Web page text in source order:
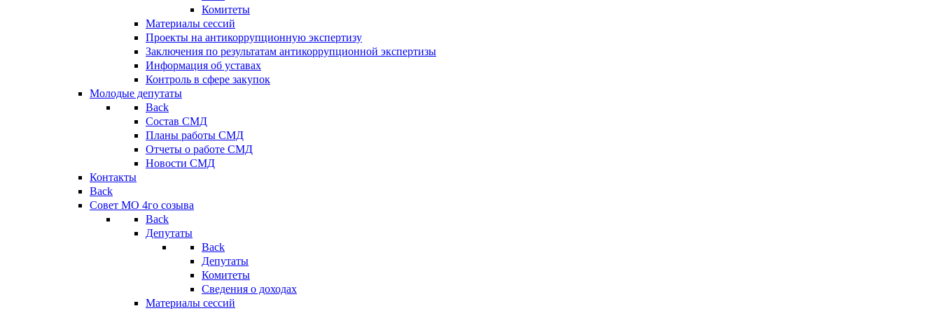
Комитеты
Материалы сессий
Проекты на антикоррупционную экспертизу
Заключения по результатам антикоррупционной экспертизы
Информация об уставах
Контроль в сфере закупок
Молодые депутаты
Back
Состав СМД
Планы работы СМД
Отчеты о работе СМД
Новости СМД
Контакты
Back
Совет МО 4го созыва
Back
Депутаты
Back
Депутаты
Комитеты
Сведения о доходах
Материалы сессий